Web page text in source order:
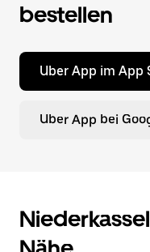
bestellen
Uber App im App
Uber App bei